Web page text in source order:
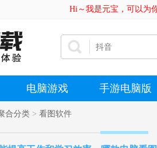
Hi～我是元宝，可以为
电脑游戏 手游电脑版
合分类 > 看图软件